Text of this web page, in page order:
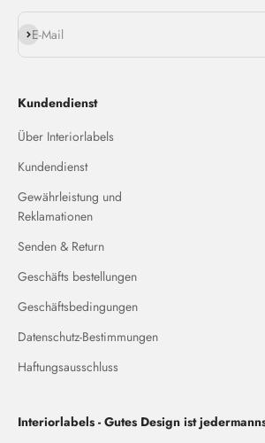
E-Mail
Abonnieren
Kundendienst
Über Interiorlabels
Kundendienst
Gewährleistung und
Reklamationen
Senden & Return
Geschäfts bestellungen
Geschäftsbedingungen
Datenschutz-Bestimmungen
Haftungsausschluss
Interiorlabels - Gutes Design ist